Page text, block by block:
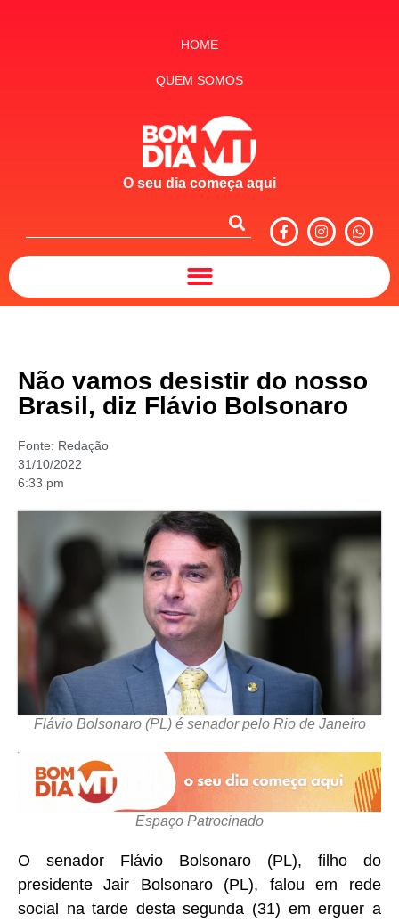
HOME
QUEM SOMOS
O seu dia começa aqui
Não vamos desistir do nosso
Brasil, diz Flávio Bolsonaro
Fonte: Redação
31/10/2022
6:33 pm
Flávio Bolsonaro (PL) é senador pelo Rio de Janeiro
Espaço Patrocinado
O senador Flávio Bolsonaro (PL), filho do
presidente Jair Bolsonaro (PL), falou em rede
social na tarde desta segunda (31) em erguer a